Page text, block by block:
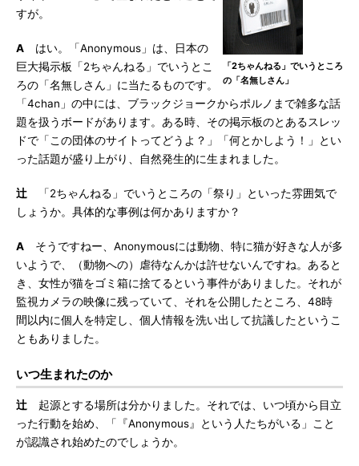
「2ちゃんねる」でいうところ
の「名無しさん」
すが。
A はい。「Anonymous」は、日本の
巨大掲示板「2ちゃんねる」でいうとこ
ろの「名無しさん」に当たるものです。
「4chan」の中には、ブラックジョークからポルノまで雑多な話
題を扱うボードがあります。ある時、その掲示板のとあるスレッ
ドで「この団体のサイトってどうよ？」「何とかしよう！」とい
った話題が盛り上がり、自然発生的に生まれました。
辻 「2ちゃんねる」でいうところの「祭り」といった雰囲気で
しょうか。具体的な事例は何かありますか？
A そうですねー、Anonymousには動物、特に猫が好きな人が多
いようで、（動物への）虐待なんかは許せないんですね。あると
き、女性が猫をゴミ箱に捨てるという事件がありました。それが
監視カメラの映像に残っていて、それを公開したところ、48時
間以内に個人を特定し、個人情報を洗い出して抗議したというこ
ともありました。
いつ生まれたのか
辻 起源とする場所は分かりました。それでは、いつ頃から目立
った行動を始め、「『Anonymous』という人たちがいる」こと
が認識され始めたのでしょうか。